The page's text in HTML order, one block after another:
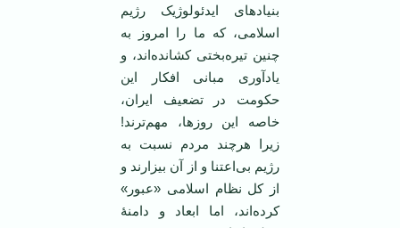
بنیادهای ایدئولوژیک رژیم
اسلامی، که ما را امروز به
چنین تیره‌بختی کشانده‌اند، و
یادآوری مبانی افکار این
حکومت در تضعیف ایران،
خاصه این روزها، مهم‌ترند!
زیرا هرچند مردم نسبت به
رژیم بی‌اعتنا و از آن بیزارند و
از کل نظام اسلامی «عبور»
کرده‌اند، اما ابعاد و دامنۀ